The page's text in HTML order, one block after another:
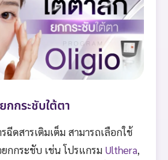
กกระชับใต้ตา
ฉีดสารเติมเต็ม สามารถเลือกใช้
ยกกระชับ เช่น โปรแกรม Ulthera,